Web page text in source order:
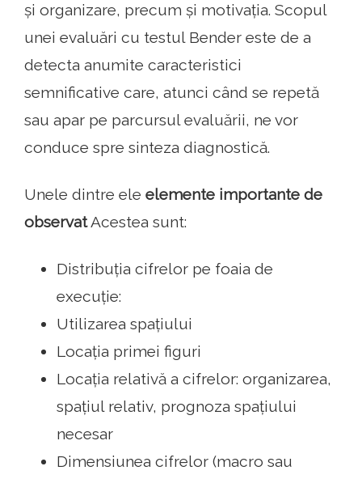
și organizare, precum și motivația. Scopul
unei evaluări cu testul Bender este de a
detecta anumite caracteristici
semnificative care, atunci când se repetă
sau apar pe parcursul evaluării, ne vor
conduce spre sinteza diagnostică.
Unele dintre ele elemente importante de
observatAcestea sunt:
Distribuția cifrelor pe foaia de
execuție:
Utilizarea spațiului
Locația primei figuri
Locația relativă a cifrelor: organizarea,
spațiul relativ, prognoza spațiului
necesar
Dimensiunea cifrelor (macro sau